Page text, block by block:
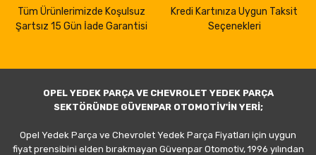
Tüm Ürünlerimizde Koşulsuz
Şartsız 15 Gün İade Garantisi
Kredi Kartınıza Uygun Taksit
Seçenekleri
OPEL YEDEK PARÇA VE CHEVROLET YEDEK PARÇA
SEKTÖRÜNDE GÜVENPAR OTOMOTİV'İN YERİ;
Opel Yedek Parça ve Chevrolet Yedek Parça Fiyatları için uygun
fiyat prensibini elden bırakmayan Güvenpar Otomotiv, 1996 yılından